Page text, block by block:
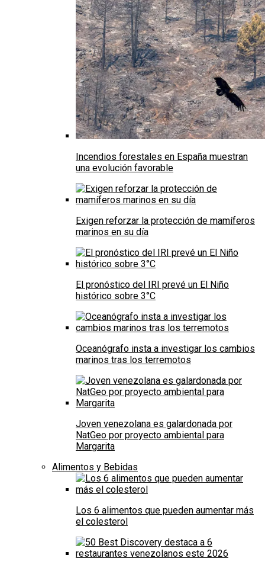
Incendios forestales en España muestran
una evolución favorable
Exigen reforzar la protección de mamíferos
marinos en su día
El pronóstico del IRI prevé un El Niño
histórico sobre 3°C
Oceanógrafo insta a investigar los cambios
marinos tras los terremotos
Joven venezolana es galardonada por
NatGeo por proyecto ambiental para
Margarita
Alimentos y Bebidas
Los 6 alimentos que pueden aumentar más
el colesterol